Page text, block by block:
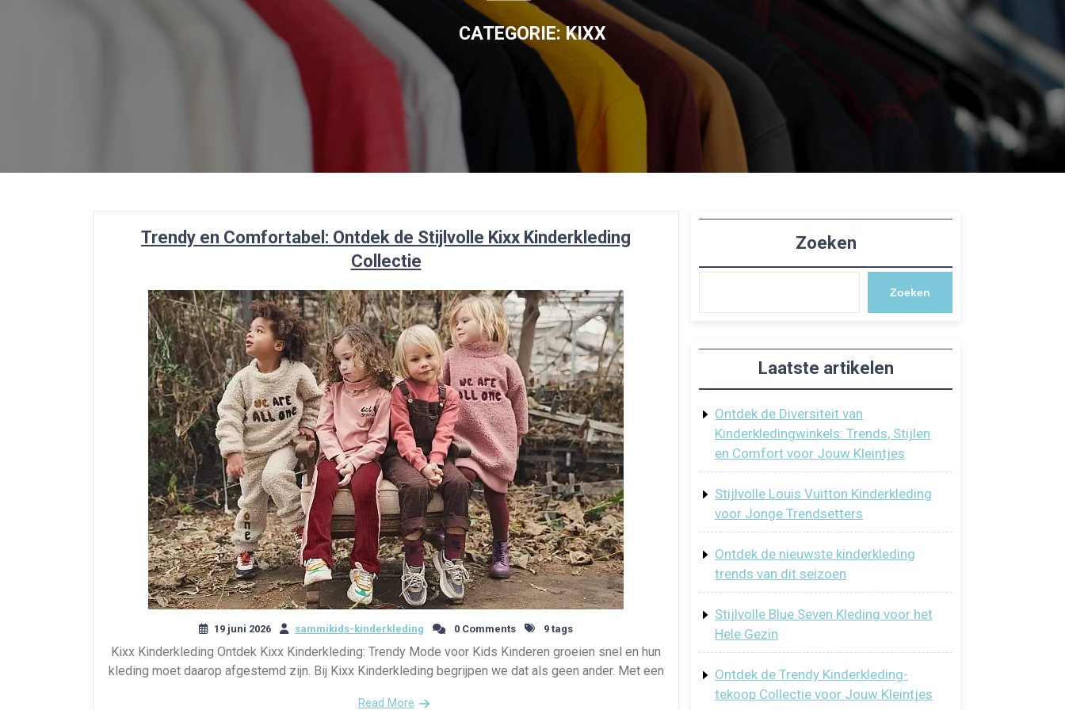
CATEGORIE:KIXX
Trendy en Comfortabel: Ontdek de Stijlvolle Kixx Kinderkleding
Collectie
19 juni 2026 sammikids-kinderkleding 0 Comments 9 tags
Kixx Kinderkleding Ontdek Kixx Kinderkleding: Trendy Mode voor Kids Kinderen groeien snel en hun
kleding moet daarop afgestemd zijn. Bij Kixx Kinderkleding begrijpen we dat als geen ander. Met een
Read More
Zoeken
Zoeken
Laatste artikelen
Ontdek de Diversiteit van
Kinderkledingwinkels: Trends, Stijlen
en Comfort voor Jouw Kleintjes
Stijlvolle Louis Vuitton Kinderkleding
voor Jonge Trendsetters
Ontdek de nieuwste kinderkleding
trends van dit seizoen
Stijlvolle Blue Seven Kleding voor het
Hele Gezin
Ontdek de Trendy Kinderkleding-
tekoop Collectie voor Jouw Kleintjes